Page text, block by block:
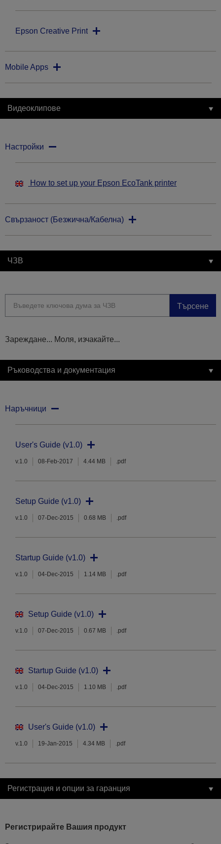
Epson Creative Print
Mobile Apps
Видеоклипове
Настройки
How to set up your Epson EcoTank printer
Свързаност (Безжична/Кабелна)
ЧЗВ
Търсене
Зареждане... Моля, изчакайте...
Ръководства и документация
Наръчници
User's Guide (v1.0)
v.1.0 08-Feb-2017 4.44 MB .pdf
Setup Guide (v1.0)
v.1.0 07-Dec-2015 0.68 MB .pdf
Startup Guide (v1.0)
v.1.0 04-Dec-2015 1.14 MB .pdf
Setup Guide (v1.0)
v.1.0 07-Dec-2015 0.67 MB .pdf
Startup Guide (v1.0)
v.1.0 04-Dec-2015 1.10 MB .pdf
User's Guide (v1.0)
v.1.0 19-Jan-2015 4.34 MB .pdf
Регистрация и опции за гаранция
Регистрирайте Вашия продукт